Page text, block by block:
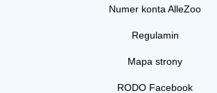
Numer konta AlleZoo
Regulamin
Mapa strony
RODO Facebook